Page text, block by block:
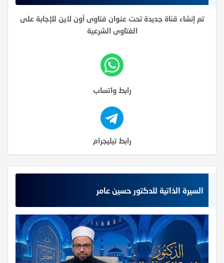
تم إنشاء قناة جديدة تحت عنوان فتاوى أون لاين للإجابة على
الفتاوى الشرعية
رابط واتساب
رابط تيليجرام
السيرة الذاتية للدكتور حسين عامر